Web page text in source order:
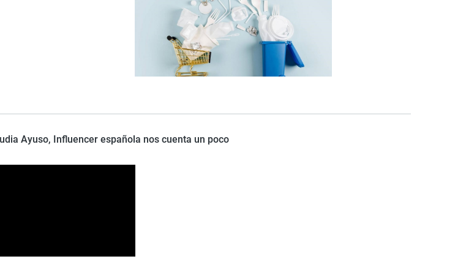
Ayuso, Influencer española nos cuenta un poco